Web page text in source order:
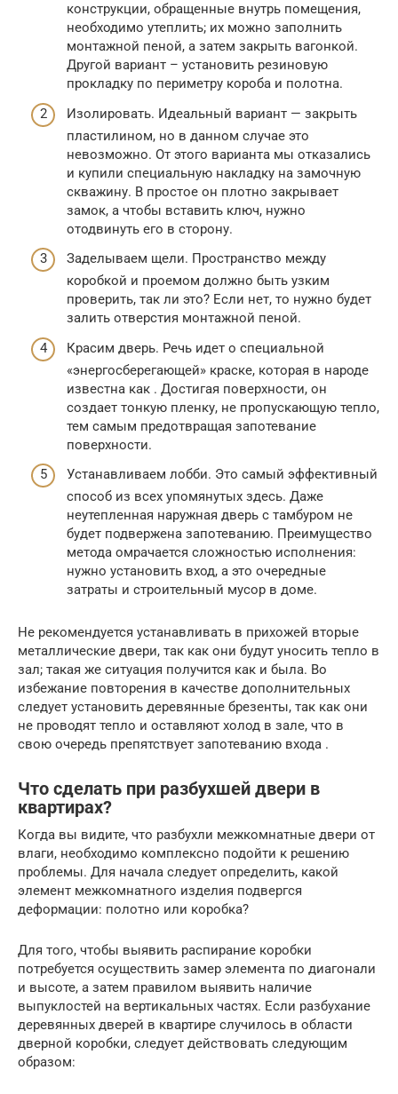
конструкции, обращенные внутрь помещения,
необходимо утеплить; их можно заполнить
монтажной пеной, а затем закрыть вагонкой.
Другой вариант – установить резиновую
прокладку по периметру короба и полотна.
Изолировать. Идеальный вариант — закрыть
пластилином, но в данном случае это
невозможно. От этого варианта мы отказались
и купили специальную накладку на замочную
скважину. В простое он плотно закрывает
замок, а чтобы вставить ключ, нужно
отодвинуть его в сторону.
Заделываем щели. Пространство между
коробкой и проемом должно быть узким
проверить, так ли это? Если нет, то нужно будет
залить отверстия монтажной пеной.
Красим дверь. Речь идет о специальной
«энергосберегающей» краске, которая в народе
известна как . Достигая поверхности, он
создает тонкую пленку, не пропускающую тепло,
тем самым предотвращая запотевание
поверхности.
Устанавливаем лобби. Это самый эффективный
способ из всех упомянутых здесь. Даже
неутепленная наружная дверь с тамбуром не
будет подвержена запотеванию. Преимущество
метода омрачается сложностью исполнения:
нужно установить вход, а это очередные
затраты и строительный мусор в доме.
Не рекомендуется устанавливать в прихожей вторые
металлические двери, так как они будут уносить тепло в
зал; такая же ситуация получится как и была. Во
избежание повторения в качестве дополнительных
следует установить деревянные брезенты, так как они
не проводят тепло и оставляют холод в зале, что в
свою очередь препятствует запотеванию входа .
Что сделать при разбухшей двери в
квартирах?
Когда вы видите, что разбухли межкомнатные двери от
влаги, необходимо комплексно подойти к решению
проблемы. Для начала следует определить, какой
элемент межкомнатного изделия подвергся
деформации: полотно или коробка?
Для того, чтобы выявить распирание коробки
потребуется осуществить замер элемента по диагонали
и высоте, а затем правилом выявить наличие
выпуклостей на вертикальных частях. Если разбухание
деревянных дверей в квартире случилось в области
дверной коробки, следует действовать следующим
образом: